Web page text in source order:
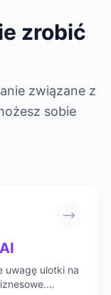
zrobić
związane z
sobie
uwagę ulotki na